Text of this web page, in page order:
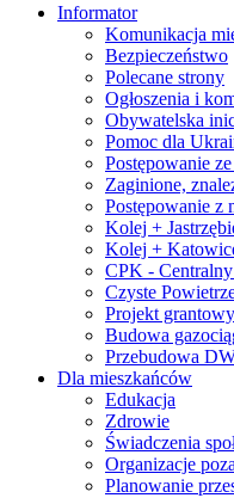
Informator
Komunikacja
Bezpieczeństwo
Polecane strony
Ogłoszenia i
Obywatelska
Pomoc dla
Postępowanie
Zaginione,
Postępowanie z
Kolej +
Kolej +
CPK -
Czyste
Projekt
Budowa
Przebudowa
Dla mieszkańców
Edukacja
Zdrowie
Świadczenia
Organizacje
Planowanie